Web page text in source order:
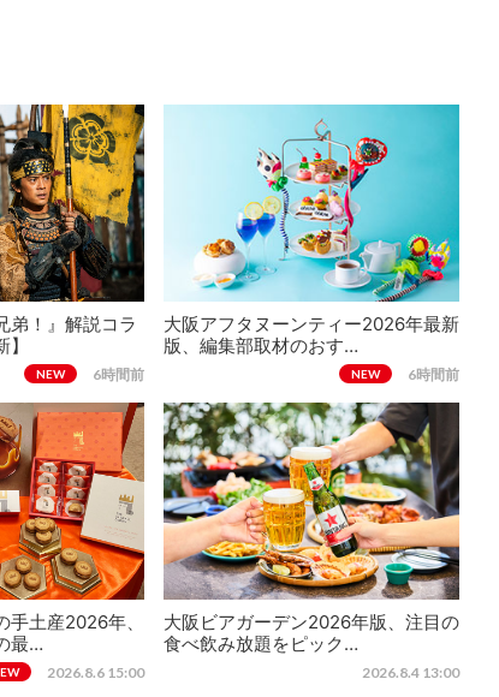
弟！』解説コラ
NEW 6時間前
大阪アフタヌーンティー2026年最新
版、編集部取材のおす…
NEW 6時間前
手土産2026年、
最…
2026.8.6 15:00
大阪ビアガーデン2026年版、注目の
食べ飲み放題をピック…
2026.8.4 13:00